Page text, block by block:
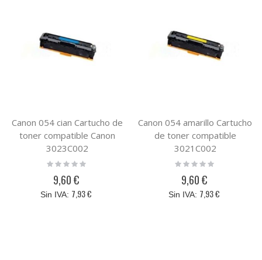
Canon 054 cian Cartucho de
toner compatible Canon
3023C002
Rating:
9,60 €
7,93 €
Canon 054 amarillo Cartucho
de toner compatible
3021C002
Rating:
9,60 €
7,93 €